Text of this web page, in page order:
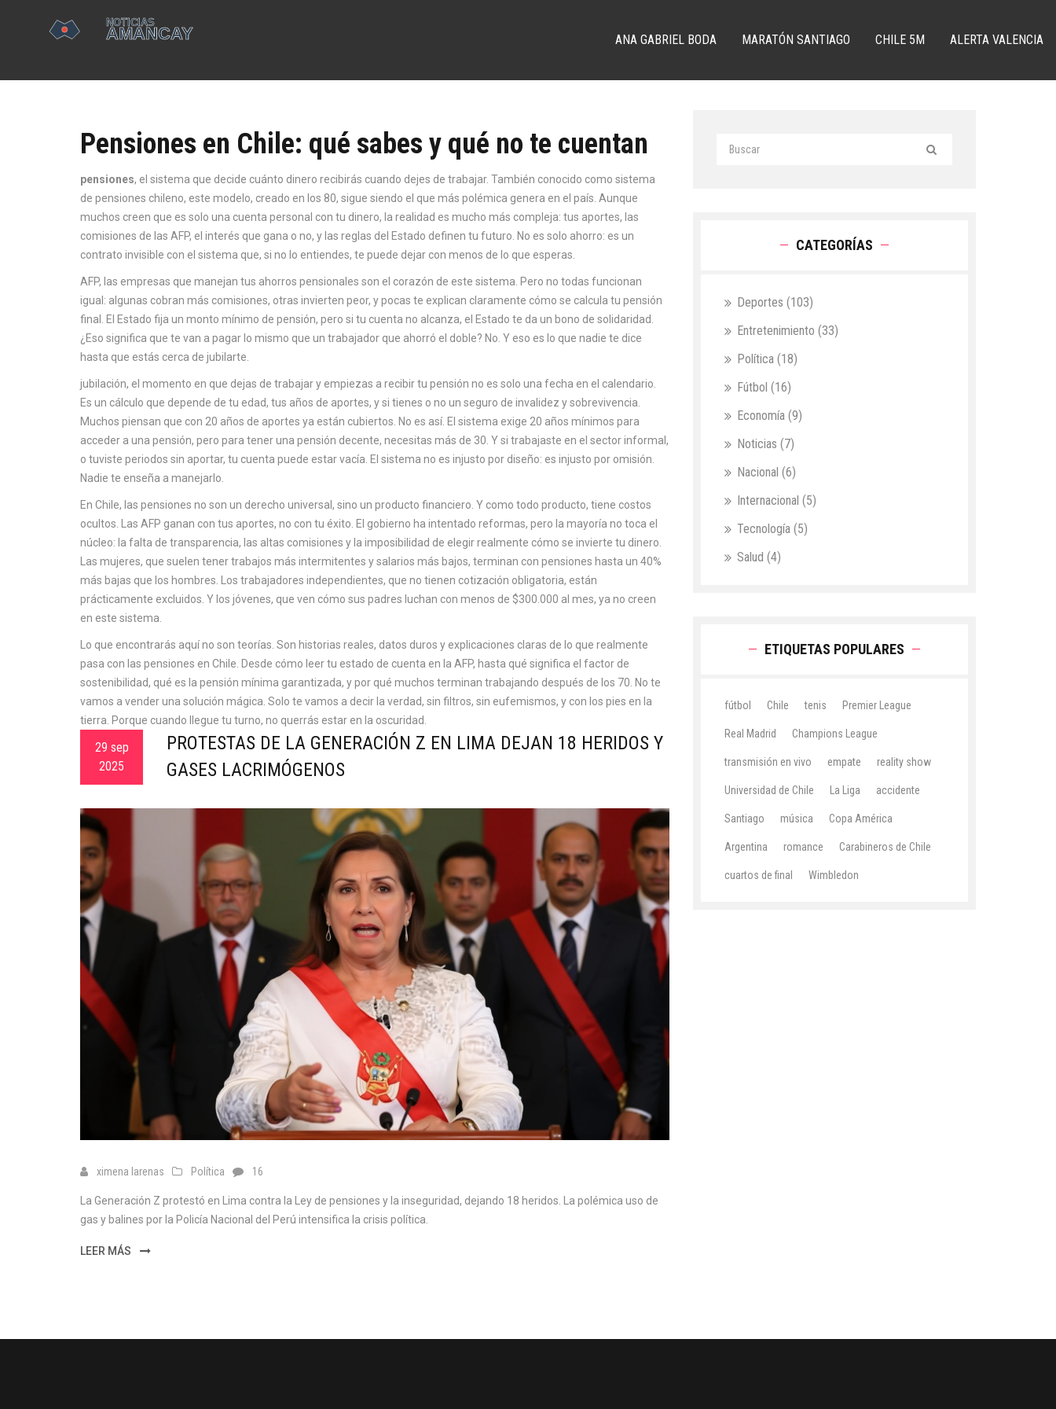
ANA GABRIEL BODA MARATÓN SANTIAGO CHILE 5M ALERTA VALENCIA
Pensiones en Chile: qué sabes y qué no te cuentan
pensiones, el sistema que decide cuánto dinero recibirás cuando dejes de trabajar. También conocido como sistema
de pensiones chileno, este modelo, creado en los 80, sigue siendo el que más polémica genera en el país. Aunque
muchos creen que es solo una cuenta personal con tu dinero, la realidad es mucho más compleja: tus aportes, las
comisiones de las AFP, el interés que gana o no, y las reglas del Estado definen tu futuro. No es solo ahorro: es un
contrato invisible con el sistema que, si no lo entiendes, te puede dejar con menos de lo que esperas.
AFP, las empresas que manejan tus ahorros pensionales son el corazón de este sistema. Pero no todas funcionan
igual: algunas cobran más comisiones, otras invierten peor, y pocas te explican claramente cómo se calcula tu pensión
final. El Estado fija un monto mínimo de pensión, pero si tu cuenta no alcanza, el Estado te da un bono de solidaridad.
¿Eso significa que te van a pagar lo mismo que un trabajador que ahorró el doble? No. Y eso es lo que nadie te dice
hasta que estás cerca de jubilarte.
jubilación, el momento en que dejas de trabajar y empiezas a recibir tu pensión no es solo una fecha en el calendario.
Es un cálculo que depende de tu edad, tus años de aportes, y si tienes o no un seguro de invalidez y sobrevivencia.
Muchos piensan que con 20 años de aportes ya están cubiertos. No es así. El sistema exige 20 años mínimos para
acceder a una pensión, pero para tener una pensión decente, necesitas más de 30. Y si trabajaste en el sector informal,
o tuviste periodos sin aportar, tu cuenta puede estar vacía. El sistema no es injusto por diseño: es injusto por omisión.
Nadie te enseña a manejarlo.
En Chile, las pensiones no son un derecho universal, sino un producto financiero. Y como todo producto, tiene costos
ocultos. Las AFP ganan con tus aportes, no con tu éxito. El gobierno ha intentado reformas, pero la mayoría no toca el
núcleo: la falta de transparencia, las altas comisiones y la imposibilidad de elegir realmente cómo se invierte tu dinero.
Las mujeres, que suelen tener trabajos más intermitentes y salarios más bajos, terminan con pensiones hasta un 40%
más bajas que los hombres. Los trabajadores independientes, que no tienen cotización obligatoria, están
prácticamente excluidos. Y los jóvenes, que ven cómo sus padres luchan con menos de $300.000 al mes, ya no creen
en este sistema.
Lo que encontrarás aquí no son teorías. Son historias reales, datos duros y explicaciones claras de lo que realmente
pasa con las pensiones en Chile. Desde cómo leer tu estado de cuenta en la AFP, hasta qué significa el factor de
sostenibilidad, qué es la pensión mínima garantizada, y por qué muchos terminan trabajando después de los 70. No te
vamos a vender una solución mágica. Solo te vamos a decir la verdad, sin filtros, sin eufemismos, y con los pies en la
tierra. Porque cuando llegue tu turno, no querrás estar en la oscuridad.
29 sep
2025
PROTESTAS DE LA GENERACIÓN Z EN LIMA DEJAN 18 HERIDOS Y
GASES LACRIMÓGENOS
ximena larenas Política 16
La Generación Z protestó en Lima contra la Ley de pensiones y la inseguridad, dejando 18 heridos. La polémica uso de
gas y balines por la Policía Nacional del Perú intensifica la crisis política.
LEER MÁS
CATEGORÍAS
Deportes (103)
Entretenimiento (33)
Política (18)
Fútbol (16)
Economía (9)
Noticias (7)
Nacional (6)
Internacional (5)
Tecnología (5)
Salud (4)
ETIQUETAS POPULARES
fútbol Chile tenis Premier League
Real Madrid Champions League
transmisión en vivo empate reality show
Universidad de Chile La Liga accidente
Santiago música Copa América
Argentina romance Carabineros de Chile
cuartos de final Wimbledon